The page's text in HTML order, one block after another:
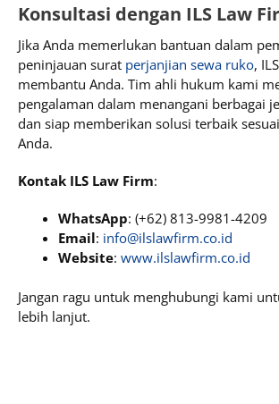
Konsultasi dengan ILS Law
Jika Anda memerlukan bantuan dalam
peninjauan surat perjanjian sewa ruko,
membantu Anda. Tim ahli hukum kami
pengalaman dalam menangani berbagai
dan siap memberikan solusi terbaik
Anda.
Kontak ILS Law Firm:
WhatsApp: (+62) 813-9981-4209
Email: info@ilslawfirm.co.id
Website: www.ilslawfirm.co.id
Jangan ragu untuk menghubungi kami
lebih lanjut.